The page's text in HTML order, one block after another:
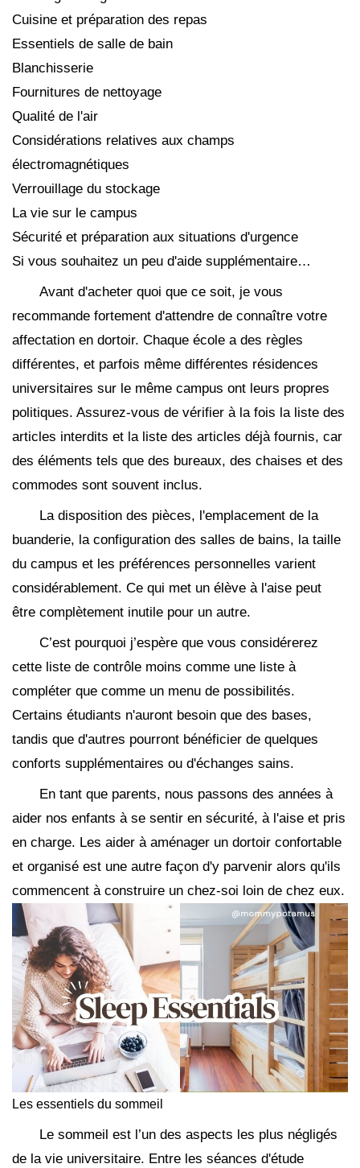
Cuisine et préparation des repas
Essentiels de salle de bain
Blanchisserie
Fournitures de nettoyage
Qualité de l'air
Considérations relatives aux champs
électromagnétiques
Verrouillage du stockage
La vie sur le campus
Sécurité et préparation aux situations d'urgence
Si vous souhaitez un peu d'aide supplémentaire…
Avant d'acheter quoi que ce soit, je vous
recommande fortement d'attendre de connaître votre
affectation en dortoir. Chaque école a des règles
différentes, et parfois même différentes résidences
universitaires sur le même campus ont leurs propres
politiques. Assurez-vous de vérifier à la fois la liste des
articles interdits et la liste des articles déjà fournis, car
des éléments tels que des bureaux, des chaises et des
commodes sont souvent inclus.
La disposition des pièces, l'emplacement de la
buanderie, la configuration des salles de bains, la taille
du campus et les préférences personnelles varient
considérablement. Ce qui met un élève à l'aise peut
être complètement inutile pour un autre.
C’est pourquoi j’espère que vous considérerez
cette liste de contrôle moins comme une liste à
compléter que comme un menu de possibilités.
Certains étudiants n'auront besoin que des bases,
tandis que d'autres pourront bénéficier de quelques
conforts supplémentaires ou d'échanges sains.
En tant que parents, nous passons des années à
aider nos enfants à se sentir en sécurité, à l'aise et pris
en charge. Les aider à aménager un dortoir confortable
et organisé est une autre façon d'y parvenir alors qu'ils
commencent à construire un chez-soi loin de chez eux.
Les essentiels du sommeil
Le sommeil est l’un des aspects les plus négligés
de la vie universitaire. Entre les séances d'étude